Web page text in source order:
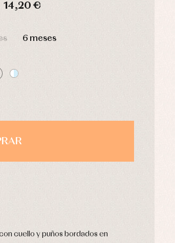
14,20 €
6 meses
cuello y puños bordados en